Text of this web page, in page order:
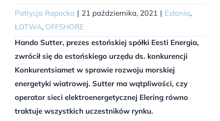
Patrycja Rapacka | 21 października, 2021 | Estonia,
ŁOTWA, OFFSHORE
Hando Sutter, prezes estońskiej spółki Eesti Energia,
zwrócił się do estońskiego urzędu ds. konkurencji
Konkurentsiamet w sprawie rozwoju morskiej
energetyki wiatrowej. Sutter ma wątpliwości, czy
operator sieci elektroenergetycznej Elering równo
traktuje wszystkich uczestników rynku.